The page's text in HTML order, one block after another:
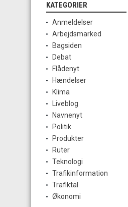
KATEGORIER
Anmeldelser
Arbejdsmarked
Bagsiden
Debat
Flådenyt
Hændelser
Klima
Liveblog
Navnenyt
Politik
Produkter
Ruter
Teknologi
Trafikinformation
Trafiktal
Økonomi